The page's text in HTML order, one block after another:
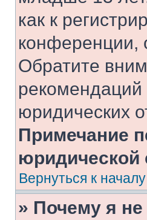
как к
конференции,
Обратите
юридических
Примечание
юридической
Вернуться к началу
» Почему я не